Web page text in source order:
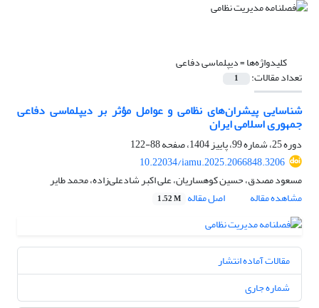
کلیدواژه‌ها =دیپلماسی دفاعی
تعداد مقالات: 1
شناسایی پیشران‌های نظامی و عوامل مؤثر بر دیپلماسی دفاعی
جمهوری اسلامی ایران
دوره 25، شماره 99، پاییز 1404، صفحه
88-122
10.22034/iamu.2025.2066848.3206
مسعود مصدق، حسین کوهساریان، علی اکبر شادعلی‌زاده، محمد طایر
مشاهده مقاله
اصل مقاله 1.52 M
مقالات آماده انتشار
شماره جاری